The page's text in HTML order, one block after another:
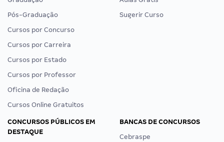
Pós-Graduação
Cursos por Concurso
Cursos por Carreira
Cursos por Estado
Cursos por Professor
Oficina de Redação
Cursos Online Gratuitos
Sugerir Curso
CONCURSOS PÚBLICOS EM
DESTAQUE
BANCAS DE CONCURSOS
Cebraspe